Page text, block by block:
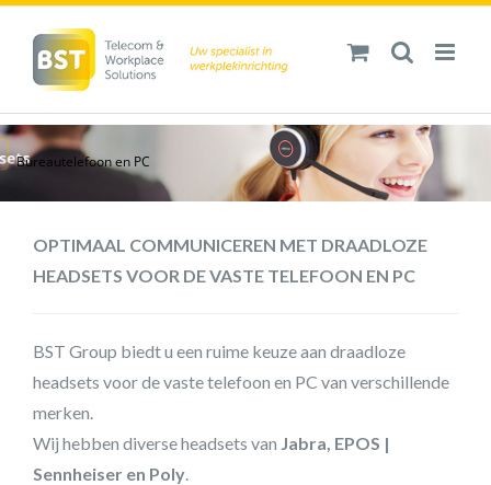
inhoud
Bureautelefoon en PC
OPTIMAAL COMMUNICEREN MET DRAADLOZE
HEADSETS VOOR DE VASTE TELEFOON EN PC
BST Group biedt u een ruime keuze aan draadloze
headsets voor de vaste telefoon en PC van verschillende
merken.
Wij hebben diverse headsets van Jabra, EPOS |
Sennheiser en Poly